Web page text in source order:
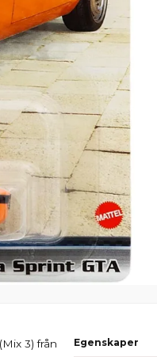
3) från
Egenskaper